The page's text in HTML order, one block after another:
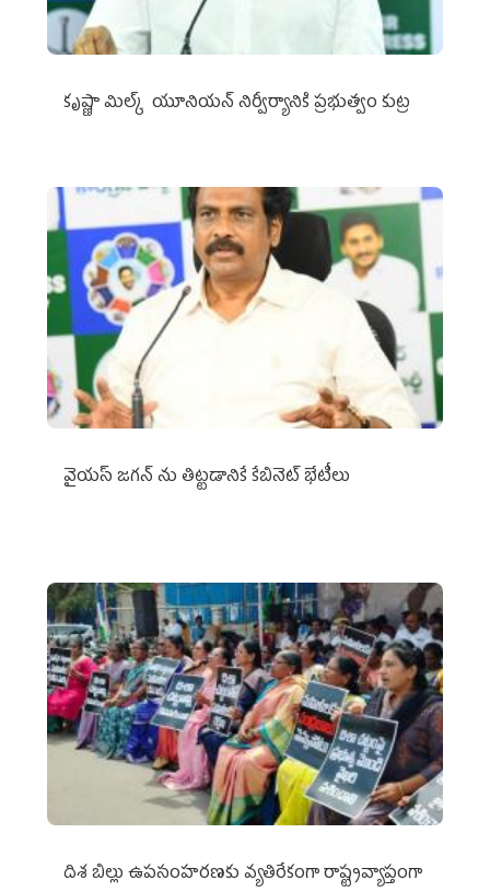
కృష్ణా మిల్క్‌ యూనియన్‌ నిర్వీర్యానికి ప్రభుత్వం కుట్ర
వైయ‌స్ జగన్‌ ను తిట్టడానికే కేబినెట్‌ భేటీలు
దిశ బిల్లు ఉపసంహరణకు వ్యతిరేకంగా రాష్ట్రవ్యాప్తంగా